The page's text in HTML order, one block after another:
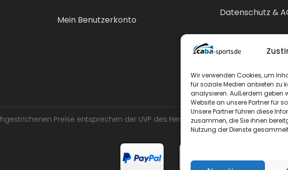
Wir verwenden Cookies, um
für soziale Medien anbieten zu
analysieren. Außerdem geben
Website an unsere Partner für
Unsere Partner führen diese
zusammen, die Sie ihnen
Nutzung der Dienste
Mein Benutzerkonto
Datenschutz &
Preise entsprechen der UVP des Herstellers.